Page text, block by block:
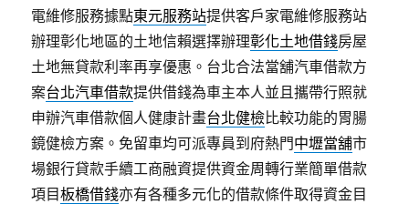
電維修服務據點東元服務站提供客戶家電維修服務站
辦理彰化地區的土地信賴選擇辦理彰化土地借錢房屋
土地無貸款利率再享優惠。台北合法當舖汽車借款方
案台北汽車借款提供借錢為車主本人並且攜帶行照就
申辦汽車借款個人健康計畫台北健檢比較功能的胃腸
鏡健檢方案。免留車均可派專員到府熱門中壢當舖市
場銀行貸款手續工商融資提供資金周轉行業簡單借款
項目板橋借錢亦有各種多元化的借款條件取得資金目